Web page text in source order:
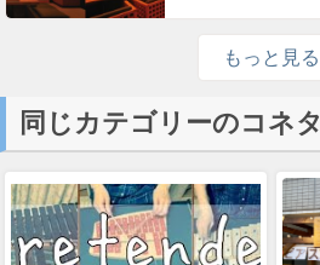
もっと見る
同じカテゴリーのコネタ